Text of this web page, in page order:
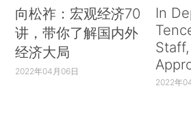
向松祚：宏观经济70
讲，带你了解国内外
经济大局
2022年04月06日
In
Staff,
2022年